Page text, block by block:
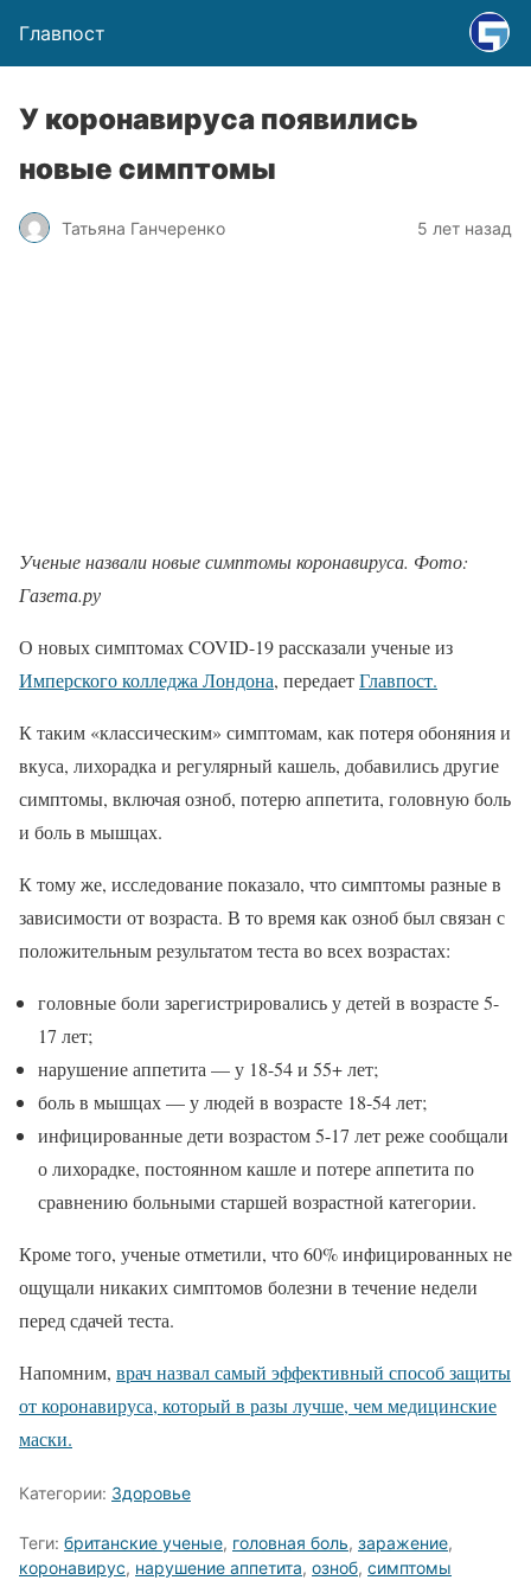
Главпост
У коронавируса появились
новые симптомы
Татьяна Ганчеренко 5 лет назад
Ученые назвали новые симптомы коронавируса. Фото:
Газета.ру
О новых симптомах COVID-19 рассказали ученые из
Имперского колледжа Лондона, передаетГлавпост.
К таким «классическим» симптомам, как потеря обоняния и
вкуса, лихорадка и регулярный кашель, добавились другие
симптомы, включая озноб, потерю аппетита, головную боль
и боль в мышцах.
К тому же, исследование показало, что симптомы разные в
зависимости от возраста. В то время как озноб был связан с
положительным результатом теста во всех возрастах:
головные боли зарегистрировались у детей в возрасте 5-
17 лет;
нарушение аппетита — у 18-54 и 55+ лет;
боль в мышцах — у людей в возрасте 18-54 лет;
инфицированные дети возрастом 5-17 лет реже сообщали
о лихорадке, постоянном кашле и потере аппетита по
сравнению больными старшей возрастной категории.
Кроме того, ученые отметили, что 60% инфицированных не
ощущали никаких симптомов болезни в течение недели
перед сдачей теста.
Напомним, врач назвал самый эффективный способ защиты
от коронавируса, который в разы лучше, чем медицинские
маски.
Категории: Здоровье
Теги: британские ученые, головная боль, заражение,
коронавирус, нарушение аппетита, озноб, симптомы